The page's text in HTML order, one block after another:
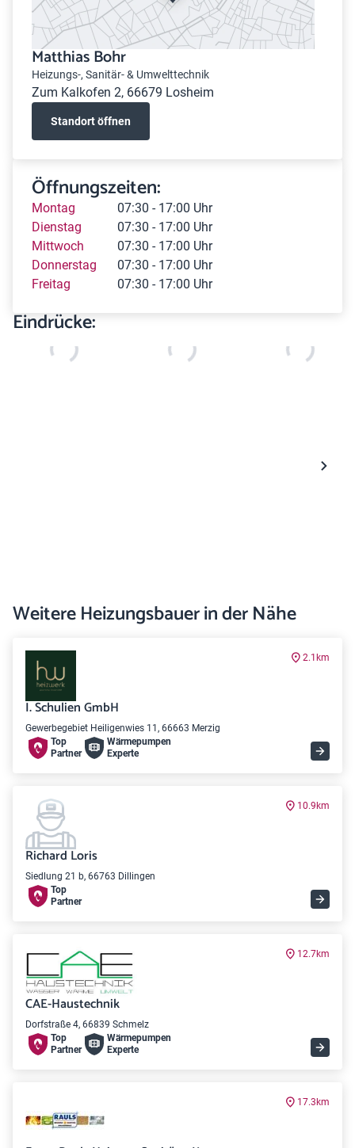
Matthias Bohr
Heizungs-, Sanitär- & Umwelttechnik
Zum Kalkofen 2, 66679 Losheim
Standort öffnen
Öffnungszeiten:
Montag
07:30 - 17:00 Uhr
Dienstag
07:30 - 17:00 Uhr
Mittwoch
07:30 - 17:00 Uhr
Donnerstag
07:30 - 17:00 Uhr
Freitag
07:30 - 17:00 Uhr
Eindrücke:
Weitere Heizungsbauer in der Nähe
2.1km
I. Schulien GmbH
Gewerbegebiet Heiligenwies 11, 66663 Merzig
Top
Partner
Wärme­pumpen
Experte
10.9km
Richard Loris
Siedlung 21 b, 66763 Dillingen
Top
Partner
12.7km
CAE-Haustechnik
Dorfstraße 4, 66839 Schmelz
Top
Partner
Wärme­pumpen
Experte
17.3km